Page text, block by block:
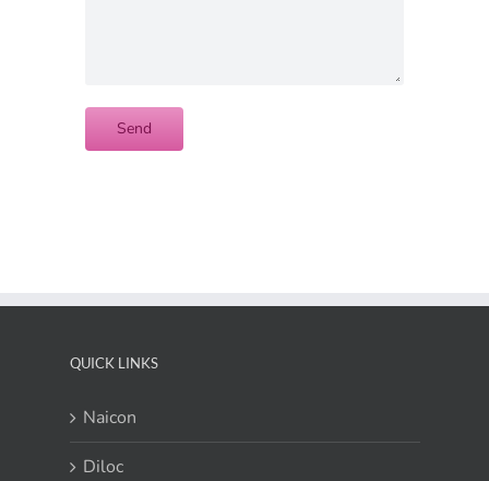
QUICK LINKS
Naicon
Diloc